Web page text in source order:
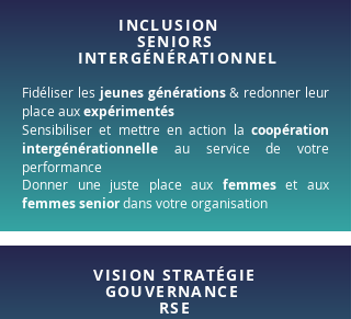
INCLUSION
SENIORS
INTERGÉNÉRATIONNEL
Fidéliser les jeunes générations& redonner leur
place auxexpérimentés
Sensibiliser et mettre en action la coopération
intergénérationnelle au service de votre
performance
Donner une juste place aux femmeset aux
femmes seniordans votre organisation
VISION STRATÉGIE
GOUVERNANCE
RSE